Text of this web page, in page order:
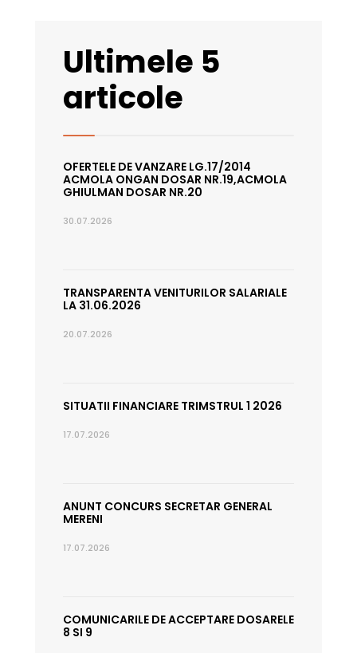
Ultimele 5
articole
OFERTELE DE VANZARE LG.17/2014
ACMOLA ONGAN DOSAR NR.19,ACMOLA
GHIULMAN DOSAR NR.20
30.07.2026
TRANSPARENTA VENITURILOR SALARIALE
LA 31.06.2026
20.07.2026
SITUATII FINANCIARE TRIMSTRUL 1 2026
17.07.2026
ANUNT CONCURS SECRETAR GENERAL
MERENI
17.07.2026
COMUNICARILE DE ACCEPTARE DOSARELE
8 SI 9